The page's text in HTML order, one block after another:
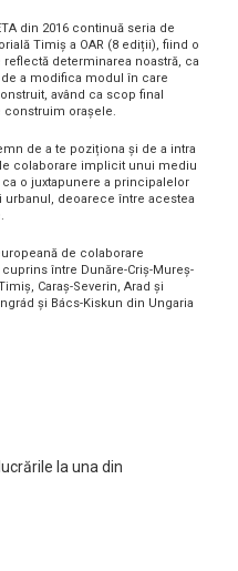
din 2016 continuă seria de
Timiș a OAR (8 ediții), fiind o
determinarea noastră, ca
a modifica modul în care
având ca scop final
orașele.
de a te poziționa și de a intra
colaborare implicit unui mediu
ca o juxtapunere a principalelor
deoarece între acestea
de colaborare
între Dunăre-Criș-Mureș-
Caraș-Severin, Arad și
și Bács-Kiskun din Ungaria
la una din